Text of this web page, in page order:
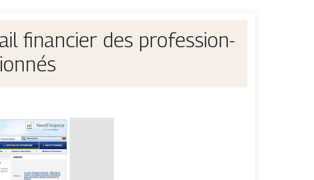
financier des profes­sion­